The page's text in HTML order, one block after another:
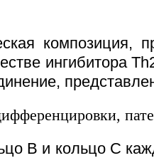
композиция,
ингибитора
В и кольцо С